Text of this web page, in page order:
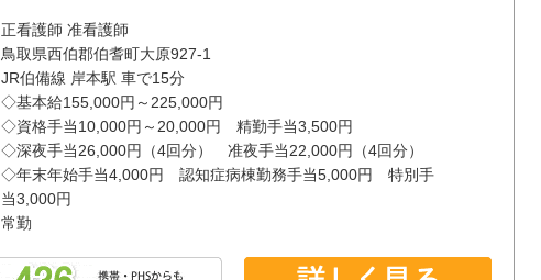
正看護師 准看護師
鳥取県西伯郡伯耆町大原927-1
JR伯備線 岸本駅 車で15分
◇基本給155,000円～225,000円
◇資格手当10,000円～20,000円 精勤手当3,500円
◇深夜手当26,000円（4回分） 准夜手当22,000円（4回分）
◇年末年始手当4,000円 認知症病棟勤務手当5,000円 特別手
当3,000円
常勤